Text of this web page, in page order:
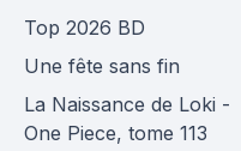
Top 2026 BD
Une fête sans fin
La Naissance de Loki -
One Piece, tome 113